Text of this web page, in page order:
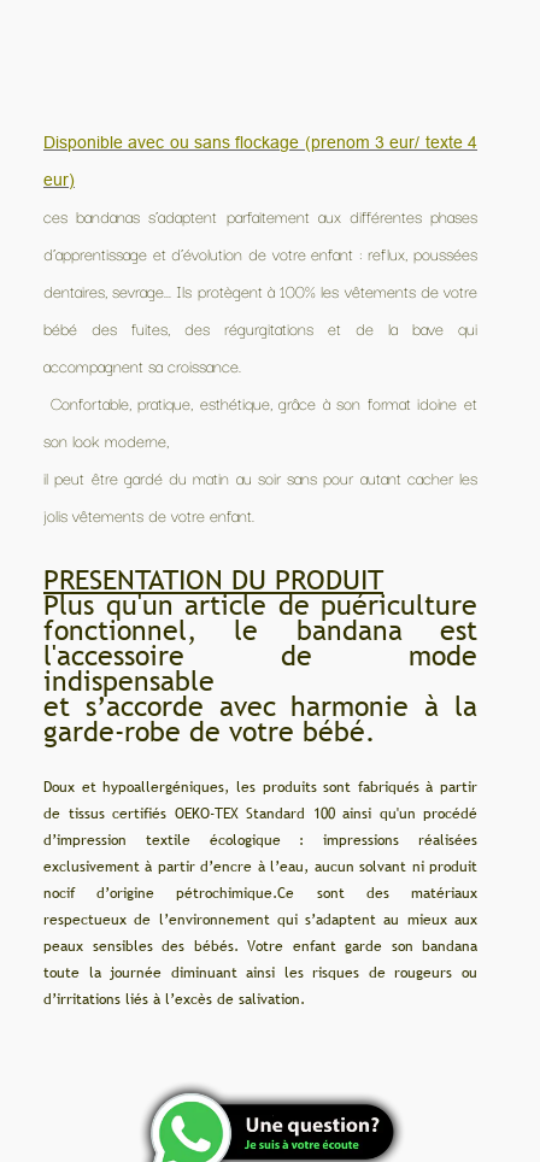
Disponible avec ou sans flockage (prenom 3 eur/ texte 4
eur)
ces bandanas s’adaptent parfaitement aux différentes phases
d’apprentissage et d’évolution de votre enfant : reflux, poussées
dentaires, sevrage... Ils protègent à 100% les vêtements de votre
bébé des fuites, des régurgitations et de la bave qui
accompagnent sa croissance.
Confortable, pratique, esthétique, grâce à son format idoine et
son look moderne,
il peut être gardé du matin au soir sans pour autant cacher les
jolis vêtements de votre enfant.
PRESENTATION DU PRODUIT
Plus qu'un article de puériculture
fonctionnel, le bandana est
l'accessoire de mode
indispensable
et s’accorde avec harmonie à la
garde-robe de votre bébé.
Doux et hypoallergéniques, les produits sont fabriqués à partir
de tissus certifiés OEKO-TEX Standard 100 ainsi qu'un procédé
d’impression textile écologique : impressions réalisées
exclusivement à partir d’encre à l’eau, aucun solvant ni produit
nocif d’origine pétrochimique.Ce sont des matériaux
respectueux de l’environnement qui s’adaptent au mieux aux
peaux sensibles des bébés. Votre enfant garde son bandana
toute la journée diminuant ainsi les risques de rougeurs ou
d’irritations liés à l’excès de salivation.